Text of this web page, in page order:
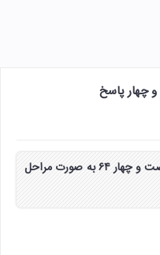
جواب و پاسخ مرحله 64 بازی آفتابه شصت و چهار ۶۴ به صورت مراحل